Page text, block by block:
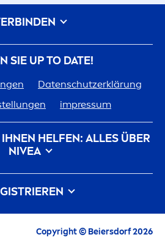
SIE UP TO DATE!
Datenschutzerklärung
impressum
HELFEN: ALLES ÜBER
NIVEA
Karriere bei Beiersdorf
Kontakt
Pflegetipps,
Copyright © Beiersdorf 2026